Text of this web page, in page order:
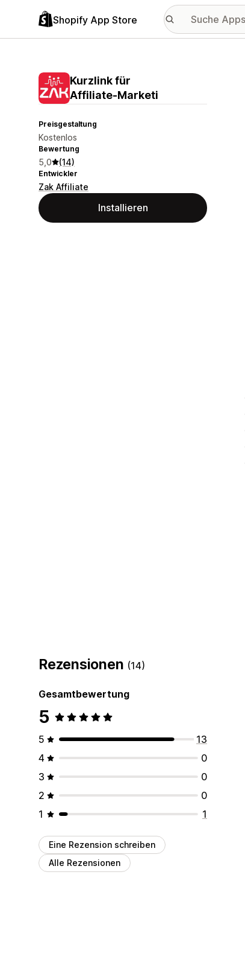
Shopify App Store
Kurzlink für
Affiliate‑Marketi
Preisgestaltung
Kostenlos
Bewertung
5,0 (14)
Entwickler
Zak Affiliate
Installieren
Rezensionen (14)
Gesamtbewertung
5
5
13
4
0
3
0
2
0
1
1
Eine Rezension schreiben
Alle Rezensionen